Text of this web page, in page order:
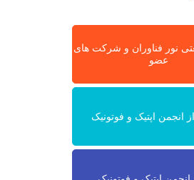
نور فناوران و شرکت های
عضو
انجمن اپتیک و فوتونیک